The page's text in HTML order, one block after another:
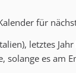
für
letztes
solange es am